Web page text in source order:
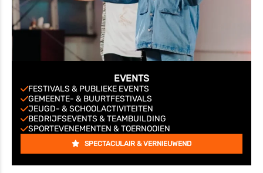
EVENTS
FESTIVALS & PUBLIEKE EVENTS
GEMEENTE- & BUURTFESTIVALS
JEUGD- & SCHOOLACTIVITEITEN
BEDRIJFSEVENTS & TEAMBUILDING
SPORTEVENEMENTEN & TOERNOOIEN
SPECTACULAIR & VERNIEUWEND